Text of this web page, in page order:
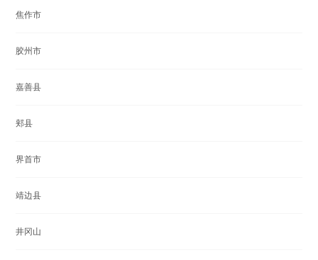
焦作市
胶州市
嘉善县
郏县
界首市
靖边县
井冈山